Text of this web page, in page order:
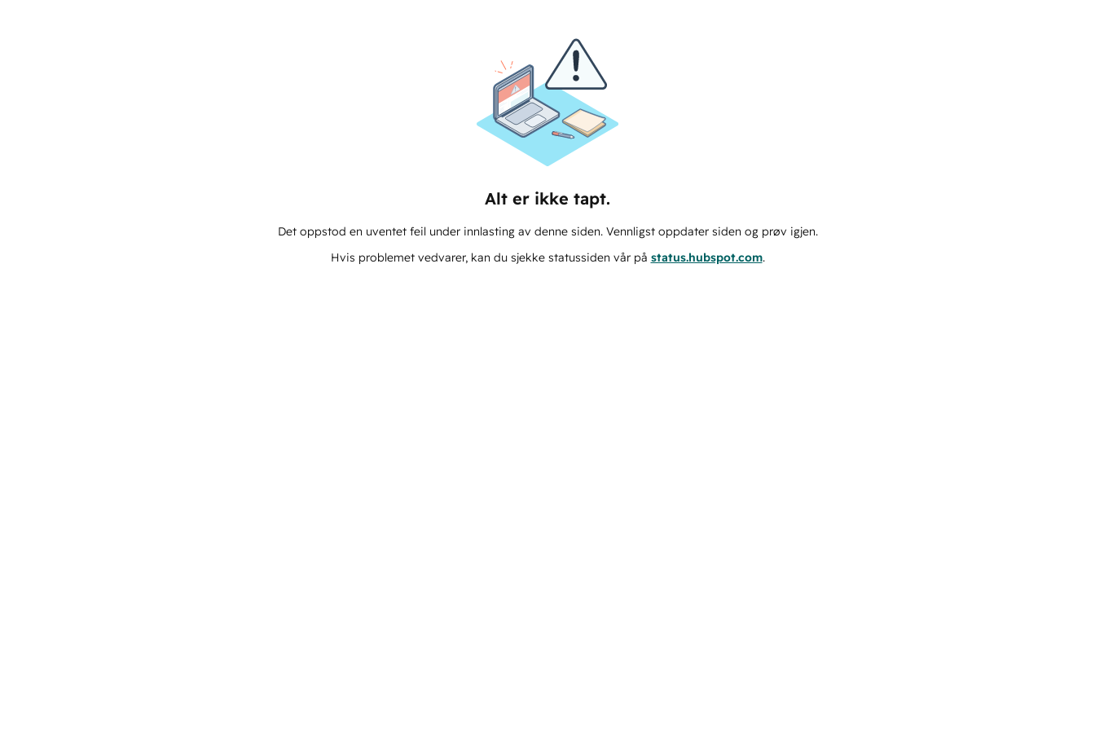
Alt er ikke tapt.
Det oppstod en uventet feil under innlasting av denne siden. Vennligst oppdater siden og prøv igjen.
Hvis problemet vedvarer, kan du sjekke statussiden vår på status.hubspot.com.